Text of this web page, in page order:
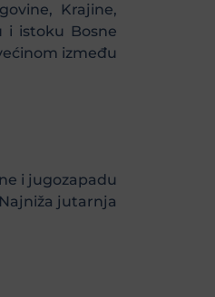
Krajine,
i istoku Bosne
između
i jugozapadu
jutarnja